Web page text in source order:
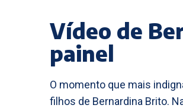
Vídeo de
painel
O momento que mais
filhos de Bernardina Brito.